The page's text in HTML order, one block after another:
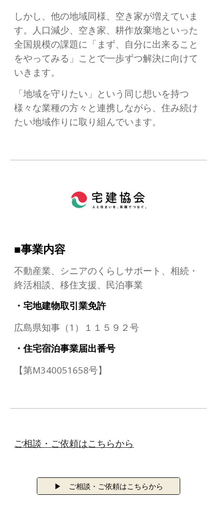
しかし、他の地域同様、 空き家が増えていま
す。人口減少、空き家、耕作放棄地といった
全国規模の課題に「まず、自分に出来ること
をやってみる」ことで一歩ずつ解決に向けて
いきます。
「地域を守りたい」という同じ想いを持つ
様々な業種の方々と連携しながら、住み続け
たい地域作りに取り組んでいます。
■事業内容
不動産業、シニアのくらしサポート、相続・
終活相談、移住支援、民泊事業
・宅地建物取引業免許
広島県知事（1）１１５９２号
・住宅宿泊事業届出番号
【第M340051658号】
ご相談・ご依頼はこちらから
▶ ご相談・ご依頼はこちらから